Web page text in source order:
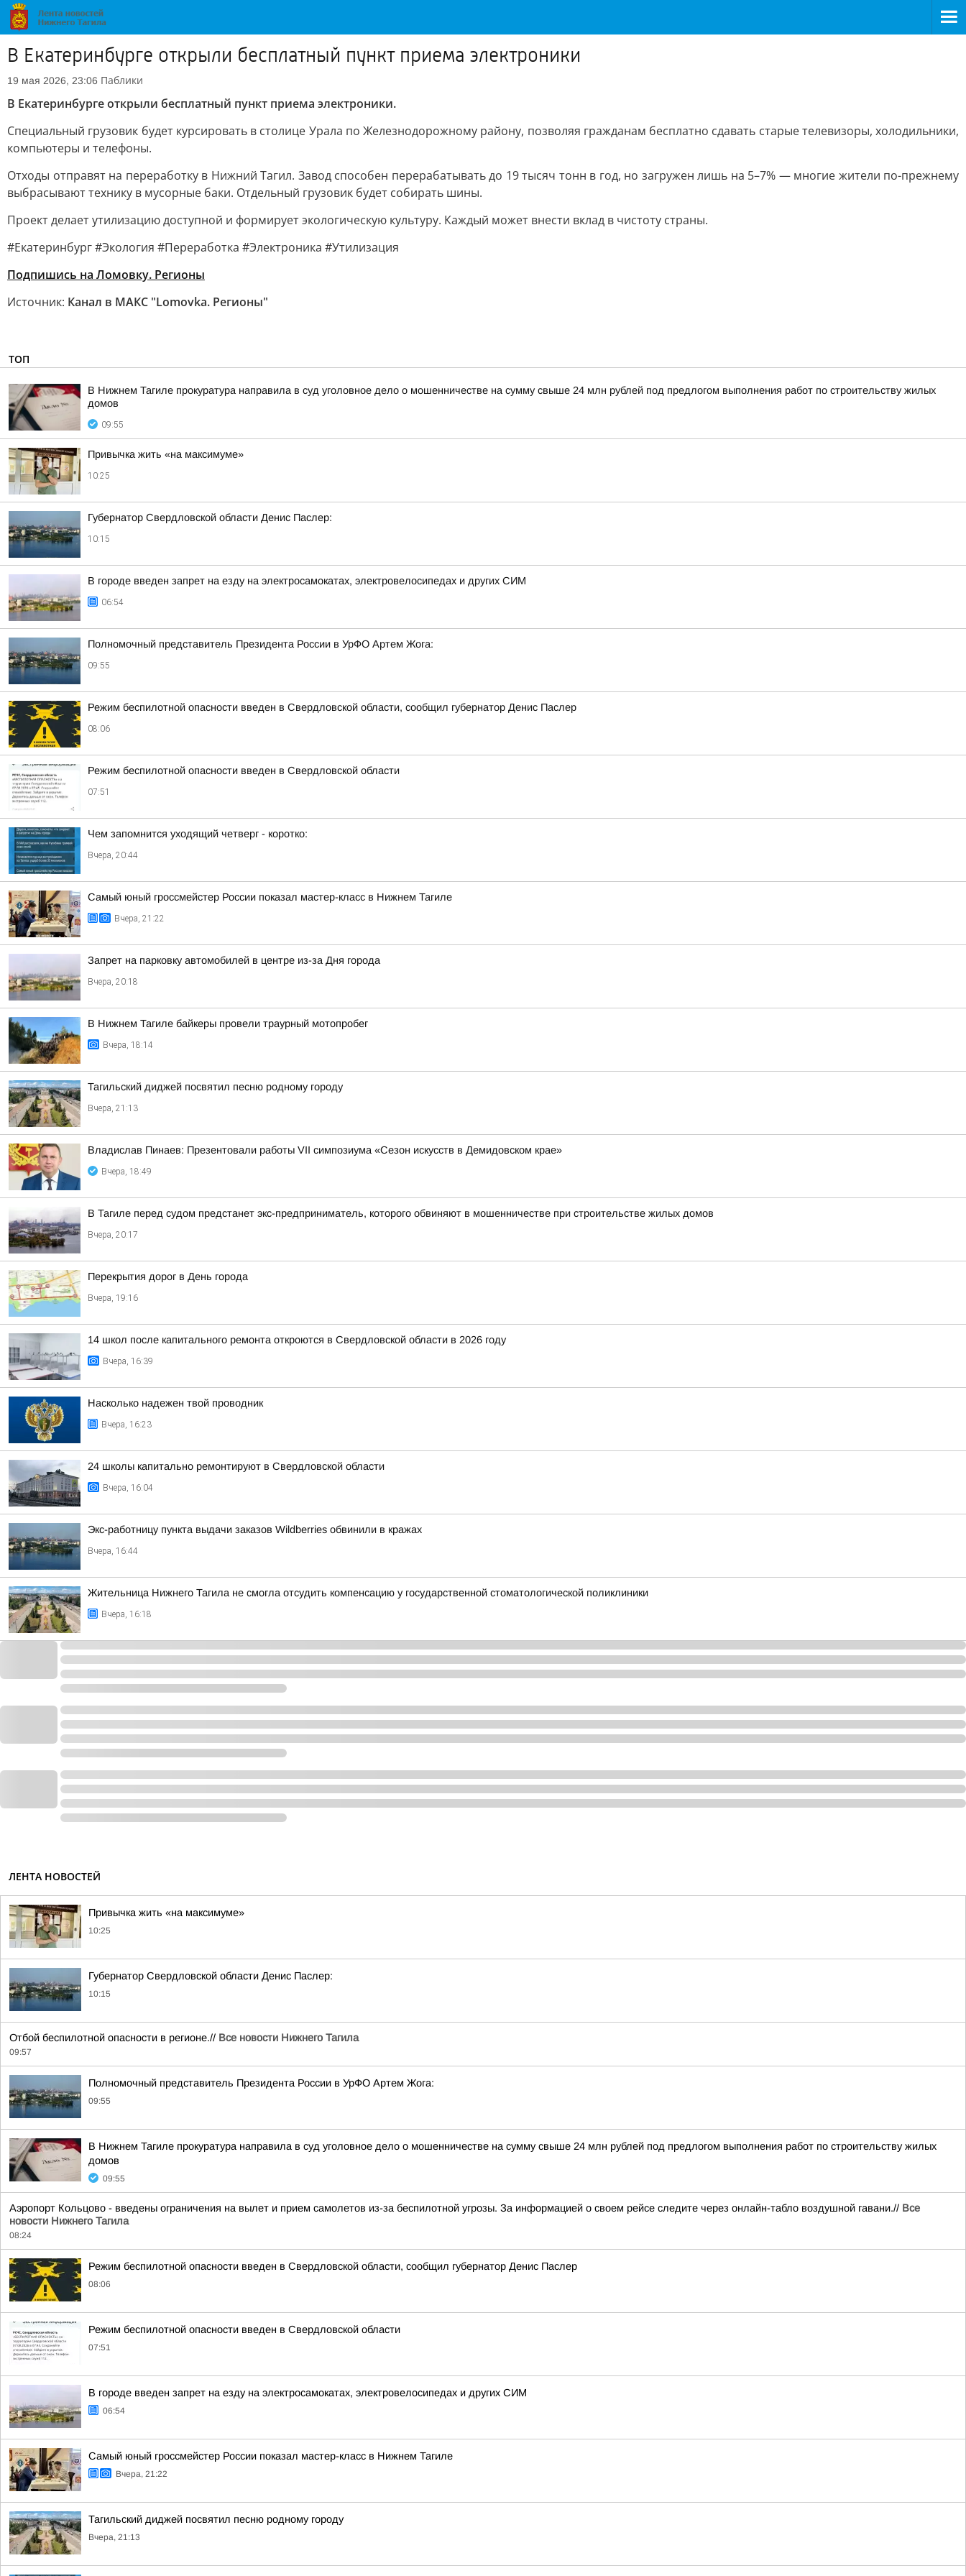
В Екатеринбурге открыли бесплатный пункт приема электроники
19 мая 2026, 23:06 Паблики
В Екатеринбурге открыли бесплатный пункт приема электроники.
Специальный грузовик будет курсировать в столице Урала по Железнодорожному району, позволяя гражданам бесплатно сдавать старые телевизоры, холодильники,
компьютеры и телефоны.
Отходы отправят на переработку в Нижний Тагил. Завод способен перерабатывать до 19 тысяч тонн в год, но загружен лишь на 5–7% — многие жители по-прежнему
выбрасывают технику в мусорные баки. Отдельный грузовик будет собирать шины.
Проект делает утилизацию доступной и формирует экологическую культуру. Каждый может внести вклад в чистоту страны.
#Екатеринбург #Экология #Переработка #Электроника #Утилизация
Подпишись на Ломовку. Регионы
Источник: Канал в МАКС "Lomovka. Регионы"
ТОП
В Нижнем Тагиле прокуратура направила в суд уголовное дело о мошенничестве на сумму свыше 24 млн рублей под предлогом выполнения работ по строительству жилых
домов
09:55
Привычка жить «на максимуме»
10:25
Губернатор Свердловской области Денис Паслер:
10:15
В городе введен запрет на езду на электросамокатах, электровелосипедах и других СИМ
06:54
Полномочный представитель Президента России в УрФО Артем Жога:
09:55
Режим беспилотной опасности введен в Свердловской области, сообщил губернатор Денис Паслер
08:06
Режим беспилотной опасности введен в Свердловской области
07:51
Чем запомнится уходящий четверг - коротко:
Вчера, 20:44
Самый юный гроссмейстер России показал мастер-класс в Нижнем Тагиле
Вчера, 21:22
Запрет на парковку автомобилей в центре из-за Дня города
Вчера, 20:18
В Нижнем Тагиле байкеры провели траурный мотопробег
Вчера, 18:14
Тагильский диджей посвятил песню родному городу
Вчера, 21:13
Владислав Пинаев: Презентовали работы VII симпозиума «Сезон искусств в Демидовском крае»
Вчера, 18:49
В Тагиле перед судом предстанет экс-предприниматель, которого обвиняют в мошенничестве при строительстве жилых домов
Вчера, 20:17
Перекрытия дорог в День города
Вчера, 19:16
14 школ после капитального ремонта откроются в Свердловской области в 2026 году
Вчера, 16:39
Насколько надежен твой проводник
Вчера, 16:23
24 школы капитально ремонтируют в Свердловской области
Вчера, 16:04
Экс-работницу пункта выдачи заказов Wildberries обвинили в кражах
Вчера, 16:44
Жительница Нижнего Тагила не смогла отсудить компенсацию у государственной стоматологической поликлиники
Вчера, 16:18
ЛЕНТА НОВОСТЕЙ
Привычка жить «на максимуме»
10:25
Губернатор Свердловской области Денис Паслер:
10:15
Отбой беспилотной опасности в регионе.// Все новости Нижнего Тагила
09:57
Полномочный представитель Президента России в УрФО Артем Жога:
09:55
В Нижнем Тагиле прокуратура направила в суд уголовное дело о мошенничестве на сумму свыше 24 млн рублей под предлогом выполнения работ по строительству жилых
домов
09:55
Аэропорт Кольцово - введены ограничения на вылет и прием самолетов из-за беспилотной угрозы. За информацией о своем рейсе следите через онлайн-табло воздушной гавани.// Все
новости Нижнего Тагила
08:24
Режим беспилотной опасности введен в Свердловской области, сообщил губернатор Денис Паслер
08:06
Режим беспилотной опасности введен в Свердловской области
07:51
В городе введен запрет на езду на электросамокатах, электровелосипедах и других СИМ
06:54
Самый юный гроссмейстер России показал мастер-класс в Нижнем Тагиле
Вчера, 21:22
Тагильский диджей посвятил песню родному городу
Вчера, 21:13